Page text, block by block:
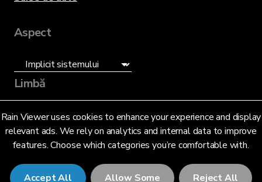
Rain Viewer uses cookies to enhance your experience and display
relevant ads. We rely on analytics and internal data to improve
features. Choose which categories you’re comfortable with.
Accept All Allow Some Reject All
Aspect
Limbă
Română (RO)